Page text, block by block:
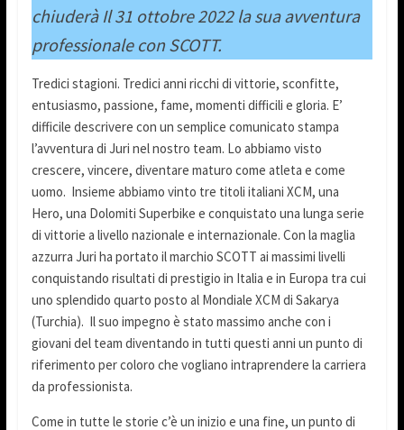
chiuderà Il 31 ottobre 2022 la sua avventura
professionale con SCOTT.
Tredici stagioni. Tredici anni ricchi di vittorie, sconfitte,
entusiasmo, passione, fame, momenti difficili e gloria. E’
difficile descrivere con un semplice comunicato stampa
l’avventura di Juri nel nostro team. Lo abbiamo visto
crescere, vincere, diventare maturo come atleta e come
uomo. Insieme abbiamo vinto tre titoli italiani XCM, una
Hero, una Dolomiti Superbike e conquistato una lunga serie
di vittorie a livello nazionale e internazionale. Con la maglia
azzurra Juri ha portato il marchio SCOTT ai massimi livelli
conquistando risultati di prestigio in Italia e in Europa tra cui
uno splendido quarto posto al Mondiale XCM di Sakarya
(Turchia). Il suo impegno è stato massimo anche con i
giovani del team diventando in tutti questi anni un punto di
riferimento per coloro che vogliano intraprendere la carriera
da professionista.
Come in tutte le storie c’è un inizio e una fine, un punto di